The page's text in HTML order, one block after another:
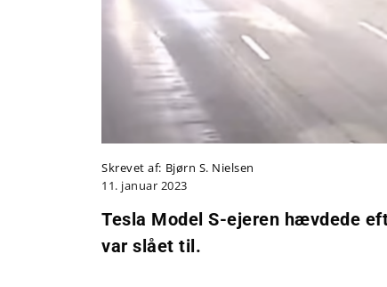
Skrevet af: Bjørn S. Nielsen
11. januar 2023
Tesla Model S-ejeren hævdede
var slået til.